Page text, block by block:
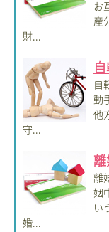
お
産
財...
自
動
他
守...
離
姻
い
婚...